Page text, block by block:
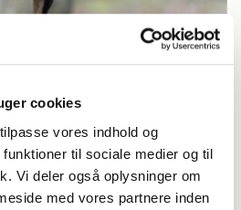
cookies
vores indhold og
til sociale medier og til
Vi deler også oplysninger om
med vores partnere inden
ikke om nyt